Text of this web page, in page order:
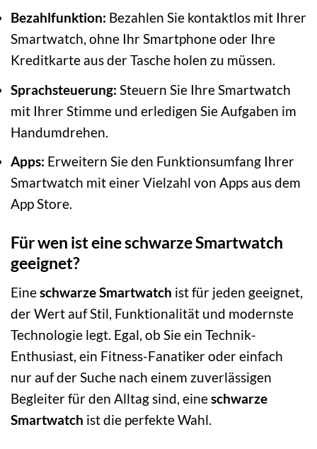
Bezahlfunktion: Bezahlen Sie kontaktlos mit Ihrer
Smartwatch, ohne Ihr Smartphone oder Ihre
Kreditkarte aus der Tasche holen zu müssen.
Sprachsteuerung: Steuern Sie Ihre Smartwatch
mit Ihrer Stimme und erledigen Sie Aufgaben im
Handumdrehen.
Apps: Erweitern Sie den Funktionsumfang Ihrer
Smartwatch mit einer Vielzahl von Apps aus dem
App Store.
Für wen ist eine schwarze Smartwatch
geeignet?
Eineschwarze Smartwatch ist für jeden geeignet,
der Wert auf Stil, Funktionalität und modernste
Technologie legt. Egal, ob Sie ein Technik-
Enthusiast, ein Fitness-Fanatiker oder einfach
nur auf der Suche nach einem zuverlässigen
Begleiter für den Alltag sind, eineschwarze
Smartwatch ist die perfekte Wahl.